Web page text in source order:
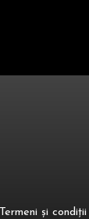
Termeni și condiții